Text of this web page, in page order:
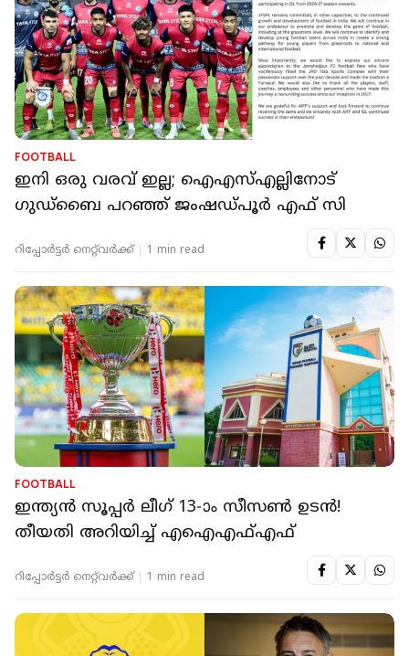
FOOTBALL
ഇനി ഒരു വരവ് ഇല്ല; ഐഎസ്എല്ലിനോട്
ഗുഡ്ബൈ പറഞ്ഞ് ജംഷഡ്‌പൂർ എഫ് സി
റിപ്പോർട്ടർ നെറ്റ്‌വര്‍ക്ക്‌ 1 min read
FOOTBALL
ഇന്ത്യൻ സൂപ്പർ ലീഗ് 13-ാം സീസൺ ഉടൻ!
തീയതി അറിയിച്ച് എഐഎഫ്എഫ്
റിപ്പോർട്ടർ നെറ്റ്‌വര്‍ക്ക്‌ 1 min read